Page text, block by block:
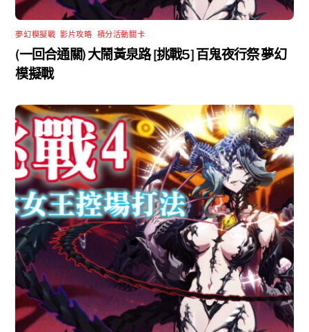
夢幻模擬戰 ,影片攻略 積分活動關卡
(一回合通關) 大鬧黃泉路 [挑戰5] 百鬼夜行祭 夢幻
模擬戰